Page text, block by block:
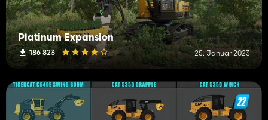
Platinum Expansion
186 823 25. Januar 2023